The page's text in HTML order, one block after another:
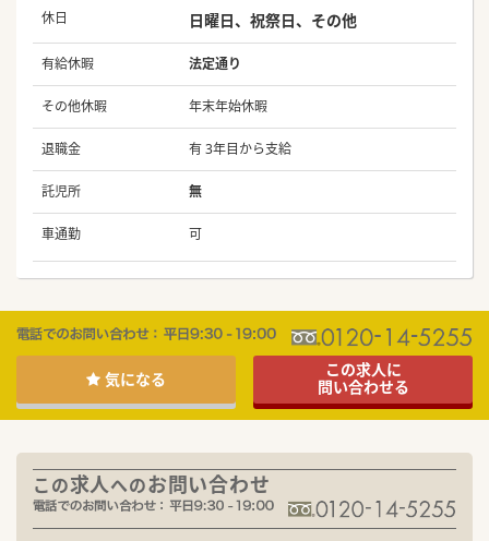
休日 日曜日、祝祭日、その他
有給休暇 法定通り
その他休暇 年末年始休暇
退職金 有 3年目から支給
託児所 無
車通勤 可
気になる
この求人に
問い合わせる
この求人へのお問い合わせ